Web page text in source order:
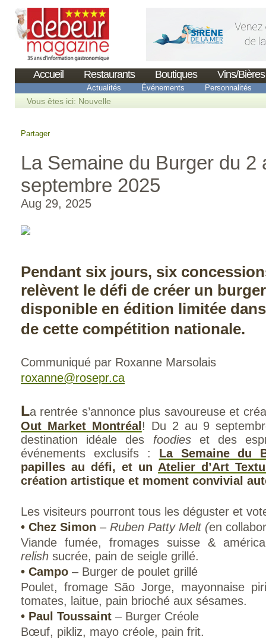
Accueil Restaurants Boutiques Vins/Bières
Actualités Événements Personnalités
Vous êtes ici: Nouvelle
Partager
La Semaine du Burger du 2
septembre 2025
Aug 29, 2025
Pendant six jours, six
relèvent le défi de créer un
disponible en édition limitée
de cette compétition nationale.
Communiqué par Roxanne Marsolais
roxanne@rosepr.ca
La rentrée s’annonce plus savoureuse et
Out Market Montréal ! Du 2 au 9
destination idéale des foodieset des
événements exclusifs :
La Semaine du
papilles au défi, et un Atelier d’Art
création artistique et moment convivial
Les visiteurs pourront tous les déguster et
• Chez Simon – Ruben Patty Melt (en
Viande fumée, fromages suisse &
relish sucrée, pain de seigle grillé.
• Campo – Burger de poulet grillé
Poulet, fromage São Jorge, mayonnaise
tomates, laitue, pain brioché aux sésames.
• Paul Toussaint – Burger Créole
Bœuf, pikliz, mayo créole, pain frit.